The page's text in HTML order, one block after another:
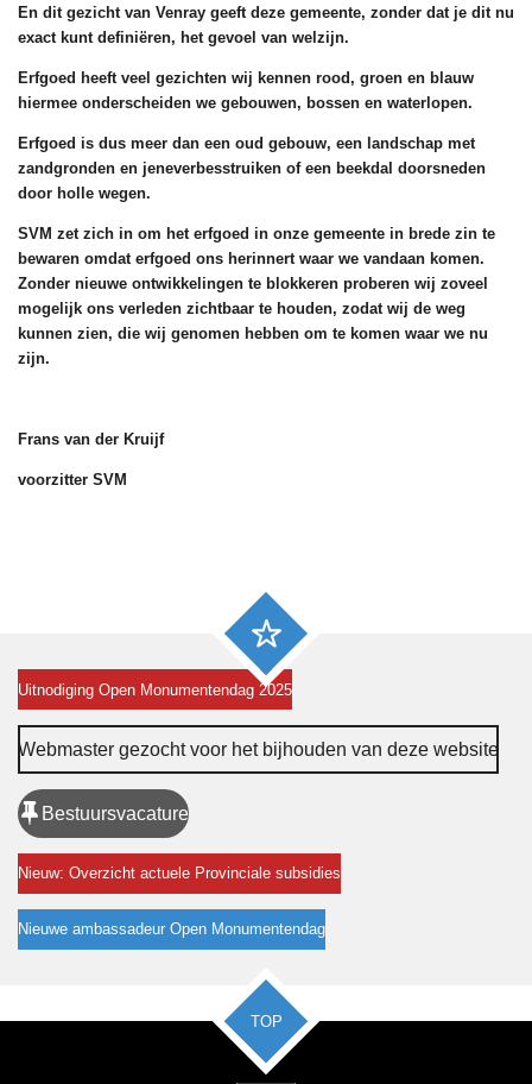
En dit gezicht van Venray geeft deze gemeente, zonder dat je dit nu
exact kunt definiëren, het gevoel van welzijn.
Erfgoed heeft veel gezichten wij kennen rood, groen en blauw
hiermee onderscheiden we gebouwen, bossen en waterlopen.
Erfgoed is dus meer dan een oud gebouw, een landschap met
zandgronden en jeneverbesstruiken of een beekdal doorsneden
door holle wegen.
SVM zet zich in om het erfgoed in onze gemeente in brede zin te
bewaren omdat erfgoed ons herinnert waar we vandaan komen.
Zonder nieuwe ontwikkelingen te blokkeren proberen wij zoveel
mogelijk ons verleden zichtbaar te houden, zodat wij de weg
kunnen zien, die wij genomen hebben om te komen waar we nu
zijn.
Frans van der Kruijf
voorzitter SVM
Uitnodiging Open Monumentendag 2025
Webmaster gezocht voor het bijhouden van deze website
Bestuursvacature
Nieuw: Overzicht actuele Provinciale subsidies
Nieuwe ambassadeur Open Monumentendag
TOP